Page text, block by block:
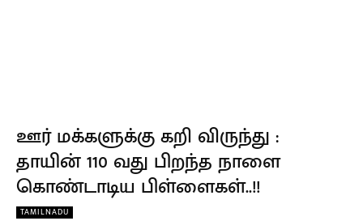
ஊர் மக்களுக்கு கறி விருந்து :
தாயின் 110 வது பிறந்த நாளை
கொண்டாடிய பிள்ளைகள்..!!
TAMILNADU